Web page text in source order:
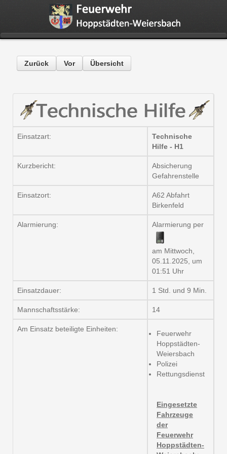
Zurück Vor Übersicht
Einsatzart:
Technische
Hilfe - H1
Kurzbericht:
Absicherung
Gefahrenstelle
Einsatzort:
A62 Abfahrt
Birkenfeld
Alarmierung: Alarmierung per
am Mittwoch,
05.11.2025, um
01:51 Uhr
Einsatzdauer: 1 Std. und 9 Min.
Mannschaftsstärke: 14
Am Einsatz beteiligte Einheiten:
Feuerwehr
Hoppstädten-
Weiersbach
Polizei
Rettungsdienst
Eingesetzte
Fahrzeuge
der
Feuerwehr
Hoppstädten-